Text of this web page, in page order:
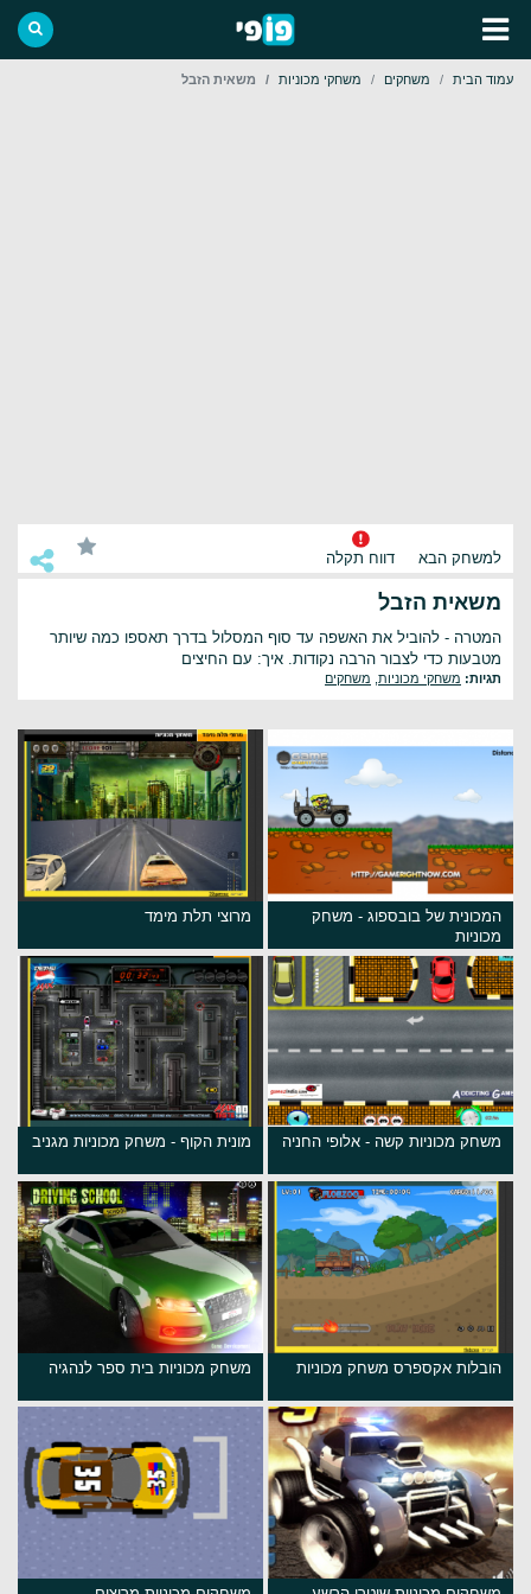
עמוד הבית משחקים משחקי מכוניות משאית הזבל
למשחק הבא דווח תקלה
משאית הזבל
המטרה - להוביל את האשפה עד סוף המסלול בדרך תאספו כמה שיותר
מטבעות כדי לצבור הרבה נקודות. איך: עם החיצים
תגיות: משחקי מכוניות משחקים
המכונית של בובספוג - משחק
מכוניות
מרוצי תלת מימד
משחק מכוניות קשה - אלופי החניה מונית הקוף - משחק מכוניות מגניב
הובלות אקספרס משחק מכוניות משחק מכוניות בית ספר לנהגיה